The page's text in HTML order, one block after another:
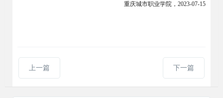
重庆城市职业学院 ， 2023-07-15
上一篇 下一篇